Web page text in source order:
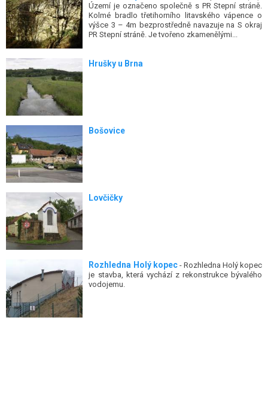
Území je označeno společně s PR Stepní stráně.
Kolmé bradlo třetihorního litavského vápence o
výšce 3 – 4m bezprostředně navazuje na S okraj
PR Stepní stráně. Je tvořeno zkamenělými...
Hrušky u Brna
Bošovice
Lovčičky
Rozhledna Holý kopec- Rozhledna Holý kopec
je stavba, která vychází z rekonstrukce bývalého
vodojemu.